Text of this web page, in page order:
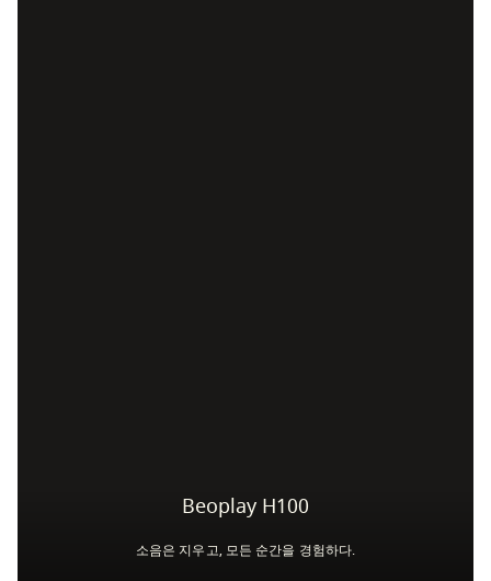
Beoplay H100
소음은 지우고, 모든 순간을 경험하다.